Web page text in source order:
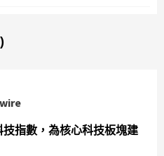
指數，為核心科技板塊建